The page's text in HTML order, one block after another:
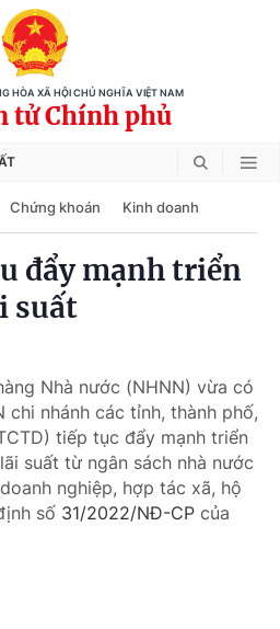
HÒA XÃ HỘI CHỦ NGHĨA VIỆT NAM
tử Chính phủ
Chứng khoán Kinh doanh
đẩy mạnh triển
suất
Nhà nước (NHNN) vừa có
chi nhánh các tỉnh, thành phố,
tiếp tục đẩy mạnh triển
suất từ ngân sách nhà nước
nghiệp, hợp tác xã, hộ
số 31/2022/NĐ-CP của